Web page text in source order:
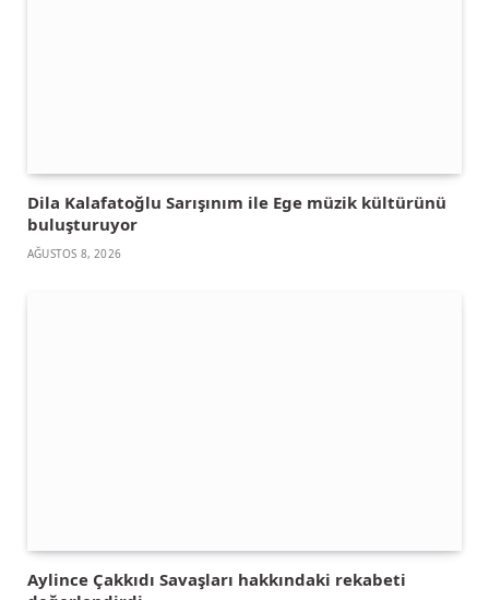
Dila Kalafatoğlu Sarışınım ile Ege müzik kültürünü
buluşturuyor
AĞUSTOS 8, 2026
Aylince Çakkıdı Savaşları hakkındaki rekabeti